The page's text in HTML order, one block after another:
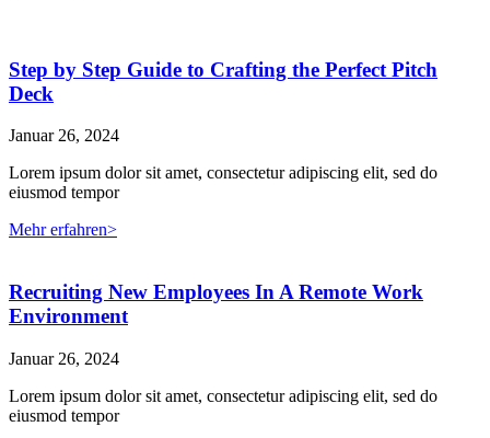
Step by Step Guide to Crafting the Perfect Pitch
Deck
Januar 26, 2024
Lorem ipsum dolor sit amet, consectetur adipiscing elit, sed do
eiusmod tempor
Mehr erfahren>
Recruiting New Employees In A Remote Work
Environment
Januar 26, 2024
Lorem ipsum dolor sit amet, consectetur adipiscing elit, sed do
eiusmod tempor